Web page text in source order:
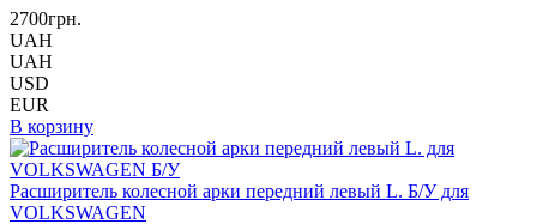
2700грн.
UAH
UAH
USD
EUR
В корзину
Расширитель колесной арки передний левый L. Б/У для
VOLKSWAGEN